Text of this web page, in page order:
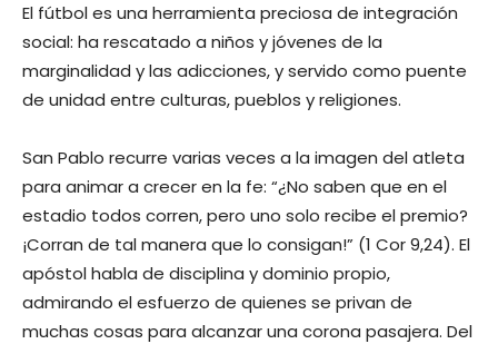
El fútbol es una herramienta preciosa de integración
social: ha rescatado a niños y jóvenes de la
marginalidad y las adicciones, y servido como puente
de unidad entre culturas, pueblos y religiones.
San Pablo recurre varias veces a la imagen del atleta
para animar a crecer en la fe: “¿No saben que en el
estadio todos corren, pero uno solo recibe el premio?
¡Corran de tal manera que lo consigan!” (1 Cor 9,24). El
apóstol habla de disciplina y dominio propio,
admirando el esfuerzo de quienes se privan de
muchas cosas para alcanzar una corona pasajera. Del